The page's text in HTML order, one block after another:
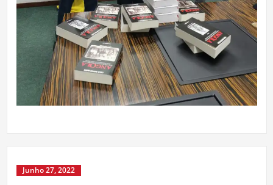
Junho 27, 2022